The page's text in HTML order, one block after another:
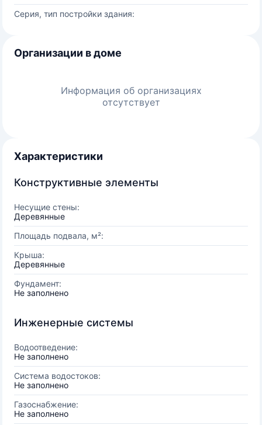
Серия, тип постройки здания:
Организации в доме
Информация об организациях
отсутствует
Характеристики
Конструктивные элементы
Несущие стены:
Деревянные
Площадь подвала, м²:
Крыша:
Деревянные
Фундамент:
Не заполнено
Инженерные системы
Водоотведение:
Не заполнено
Система водостоков:
Не заполнено
Газоснабжение:
Не заполнено